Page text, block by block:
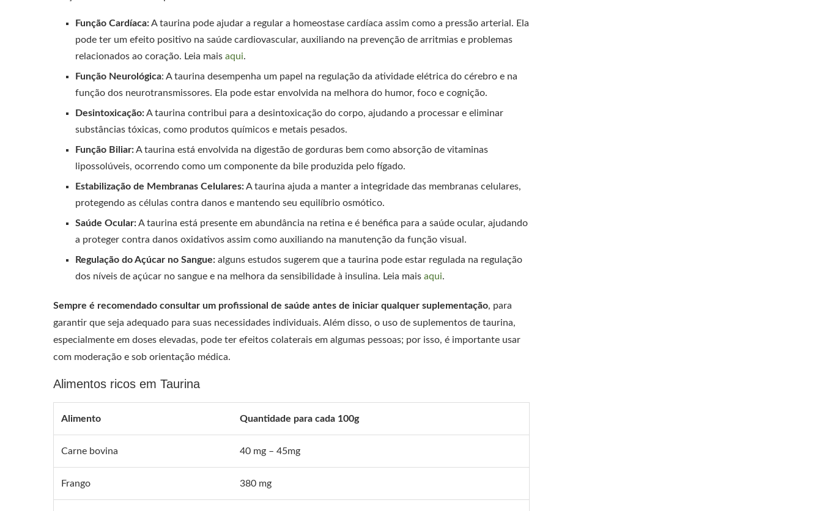
Função Cardíaca:A taurina pode ajudar a regular a homeostase cardíaca assim como a pressão arterial. Ela
pode ter um efeito positivo na saúde cardiovascular, auxiliando na prevenção de arritmias e problemas
relacionados ao coração. Leia mais aqui.
Função Neurológica: A taurina desempenha um papel na regulação da atividade elétrica do cérebro e na
função dos neurotransmissores. Ela pode estar envolvida na melhora do humor, foco e cognição.
Desintoxicação:A taurina contribui para a desintoxicação do corpo, ajudando a processar e eliminar
substâncias tóxicas, como produtos químicos e metais pesados.
Função Biliar:A taurina está envolvida na digestão de gorduras bem como absorção de vitaminas
lipossolúveis, ocorrendo como um componente da bile produzida pelo fígado.
Estabilização de Membranas Celulares:A taurina ajuda a manter a integridade das membranas celulares,
protegendo as células contra danos e mantendo seu equilíbrio osmótico.
Saúde Ocular:A taurina está presente em abundância na retina e é benéfica para a saúde ocular, ajudando
a proteger contra danos oxidativos assim como auxiliando na manutenção da função visual.
Regulação do Açúcar no Sangue: alguns estudos sugerem que a taurina pode estar regulada na regulação
dos níveis de açúcar no sangue e na melhora da sensibilidade à insulina. Leia mais aqui.
Sempre é recomendado consultar um profissional de saúde antes de iniciar qualquer suplementação, para
garantir que seja adequado para suas necessidades individuais. Além disso, o uso de suplementos de taurina,
especialmente em doses elevadas, pode ter efeitos colaterais em algumas pessoas; por isso, é importante usar
com moderação e sob orientação médica.
Alimentos ricos em Taurina
Alimento Quantidade para cada 100g
Carne bovina 40 mg – 45mg
Frango 380 mg